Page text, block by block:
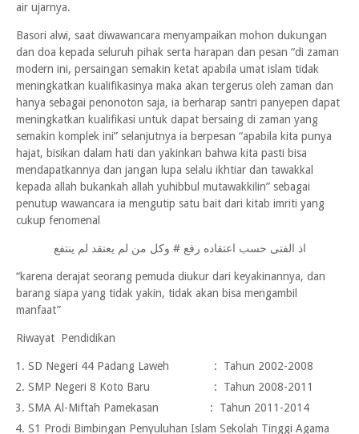
air ujarnya.
Basori alwi, saat diwawancara menyampaikan mohon dukungan
dan doa kepada seluruh pihak serta harapan dan pesan “di zaman
modern ini, persaingan semakin ketat apabila umat islam tidak
meningkatkan kualifikasinya maka akan tergerus oleh zaman dan
hanya sebagai penonoton saja, ia berharap santri panyepen dapat
meningkatkan kualifikasi untuk dapat bersaing di zaman yang
semakin komplek ini” selanjutnya ia berpesan “apabila kita punya
hajat, bisikan dalam hati dan yakinkan bahwa kita pasti bisa
mendapatkannya dan jangan lupa selalu ikhtiar dan tawakkal
kepada allah bukankah allah yuhibbul mutawakkilin” sebagai
penutup wawancara ia mengutip satu bait dari kitab imriti yang
cukup fenomenal
اذ الفتى حسب اعتقاده رفع # وكل من لم يعتقد لم ينتفع
“karena derajat seorang pemuda diukur dari keyakinannya, dan
barang siapa yang tidak yakin, tidak akan bisa mengambil
manfaat”
Riwayat Pendidikan
SD Negeri 44 Padang Laweh : Tahun 2002-2008
SMP Negeri 8 Koto Baru : Tahun 2008-2011
SMA Al-Miftah Pamekasan : Tahun 2011-2014
S1 Prodi Bimbingan Penyuluhan Islam Sekolah Tinggi Agama